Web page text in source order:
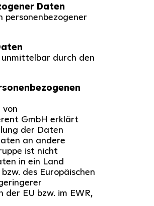
Daten
personenbezogener
durch den
GmbH erklärt
der Daten
an andere
ist nicht
in ein Land
des Europäischen
EU bzw. im EWR,